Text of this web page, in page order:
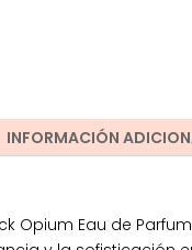
INFORMACIÓN
Opium Eau de